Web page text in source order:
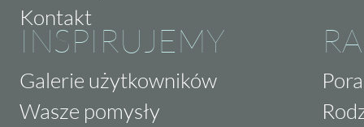
Kontakt
INSPIRUJEMY
Galerie użytkowników
Wasze pomysły